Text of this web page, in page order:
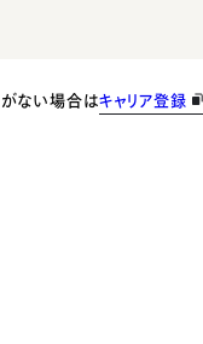
ない場合はキャリア登録